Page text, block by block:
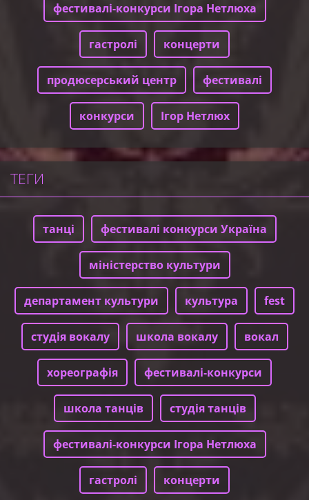
фестивалі-конкурси Ігора Нетлюха
гастролі концерти
продюсерський центр фестивалі
конкурси Ігор Нетлюх
ТЕГИ
танці фестивалі конкурси Україна
міністерство культури
департамент культури культура fest
студія вокалу школа вокалу вокал
хореографія фестивалі-конкурси
школа танців студія танців
фестивалі-конкурси Ігора Нетлюха
гастролі концерти